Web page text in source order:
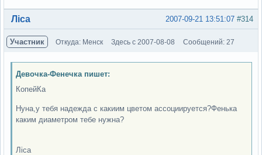
Вне форума #314
2007-09-21 13:51:07
Ліса
Участник Откуда: Менск Здесь с 2007-08-08 Сообщений: 27
Девочка-Фенечка пишет:
КопейКа
Нуна,у тебя надежда с какиим цветом ассоциируется?Фенька
каким диаметром тебе нужна?
Ліса